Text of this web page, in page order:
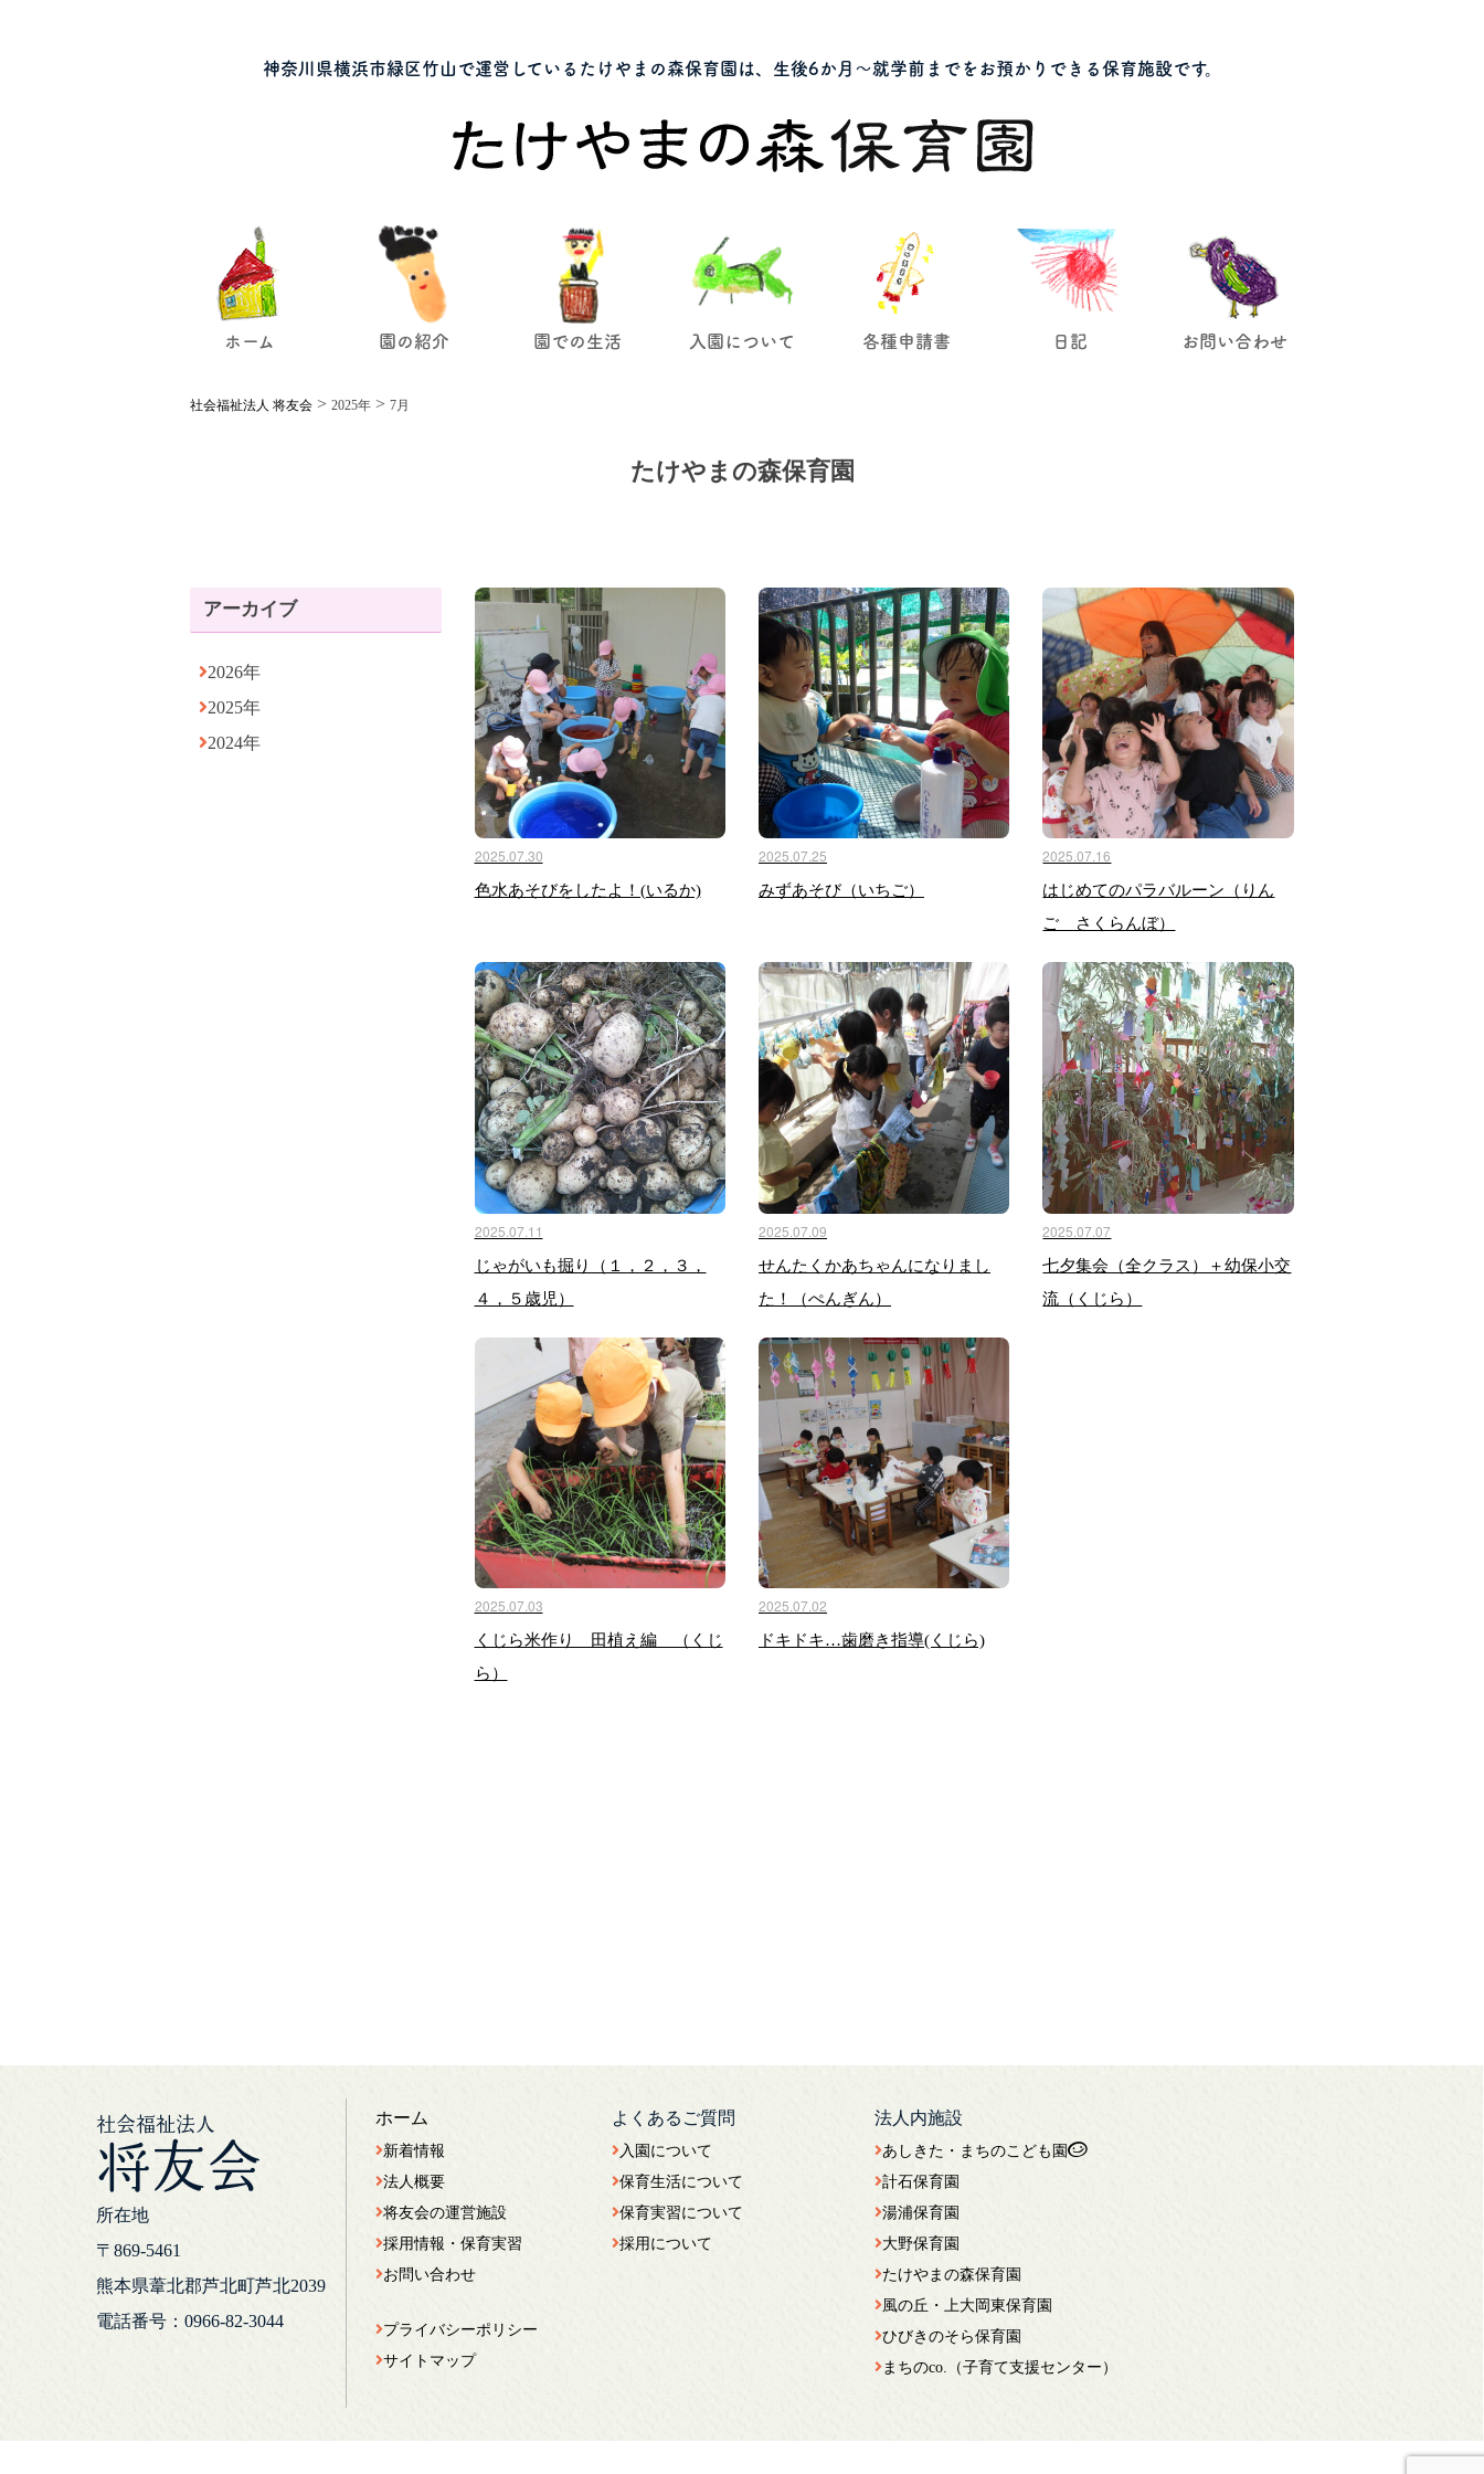
神奈川県横浜市緑区竹山で運営しているたけやまの森保育園は、生後6か月～就学前までをお預かりできる保育施設です。
ホーム 園の紹介 園での生活 入園について 各種申請書 日記 お問い合わせ
社会福祉法人 将友会 > 2025年 > 7月
たけやまの森保育園
アーカイブ
2026年
2025年
2024年
2025.07.30
色水あそびをしたよ！(いるか)
2025.07.25
みずあそび（いちご）
2025.07.16
はじめてのパラバルーン（りん
ご さくらんぼ）
2025.07.11
じゃがいも掘り（１，２，３，
４，５歳児）
2025.07.09
せんたくかあちゃんになりまし
た！（ぺんぎん）
2025.07.07
七夕集会（全クラス）＋幼保小交
流（くじら）
2025.07.03
くじら米作り 田植え編 （くじ
ら）
2025.07.02
ドキドキ…歯磨き指導(くじら)
社会福祉法人
将友会
所在地
〒869-5461
熊本県葦北郡芦北町芦北2039
電話番号：0966-82-3044
ホーム
新着情報
法人概要
将友会の運営施設
採用情報・保育実習
お問い合わせ
よくあるご質問
入園について
保育生活について
保育実習について
採用について
プライバシーポリシー
サイトマップ
法人内施設
あしきた・まちのこども園
計石保育園
湯浦保育園
大野保育園
たけやまの森保育園
風の丘・上大岡東保育園
ひびきのそら保育園
まちのco.（子育て支援センター）